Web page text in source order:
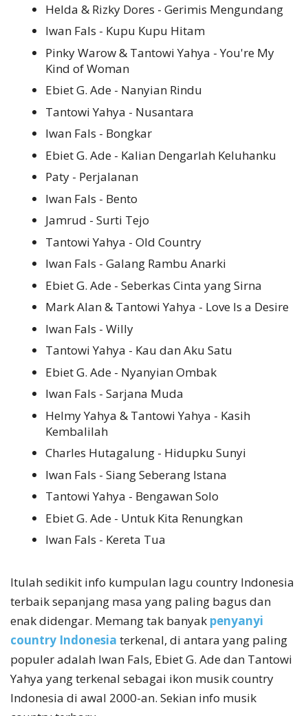
Helda & Rizky Dores - Gerimis Mengundang
Iwan Fals - Kupu Kupu Hitam
Pinky Warow & Tantowi Yahya - You're My
Kind of Woman
Ebiet G. Ade - Nanyian Rindu
Tantowi Yahya - Nusantara
Iwan Fals - Bongkar
Ebiet G. Ade - Kalian Dengarlah Keluhanku
Paty - Perjalanan
Iwan Fals - Bento
Jamrud - Surti Tejo
Tantowi Yahya - Old Country
Iwan Fals - Galang Rambu Anarki
Ebiet G. Ade - Seberkas Cinta yang Sirna
Mark Alan & Tantowi Yahya - Love Is a Desire
Iwan Fals - Willy
Tantowi Yahya - Kau dan Aku Satu
Ebiet G. Ade - Nyanyian Ombak
Iwan Fals - Sarjana Muda
Helmy Yahya & Tantowi Yahya - Kasih
Kembalilah
Charles Hutagalung - Hidupku Sunyi
Iwan Fals - Siang Seberang Istana
Tantowi Yahya - Bengawan Solo
Ebiet G. Ade - Untuk Kita Renungkan
Iwan Fals - Kereta Tua
Itulah sedikit info kumpulan lagu country Indonesia
terbaik sepanjang masa yang paling bagus dan
enak didengar. Memang tak banyak penyanyi
country Indonesia terkenal, di antara yang paling
populer adalah Iwan Fals, Ebiet G. Ade dan Tantowi
Yahya yang terkenal sebagai ikon musik country
Indonesia di awal 2000-an. Sekian info musik